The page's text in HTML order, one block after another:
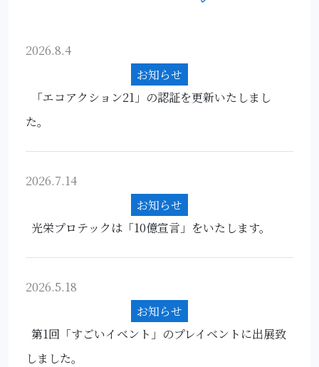
2026.8.4
お知らせ
「エコアクション21」の認証を更新いたしまし
た。
2026.7.14
お知らせ
光栄プロテックは「10億宣言」をいたします。
2026.5.18
お知らせ
第1回「すごいイベント」のプレイベントに出展致
しました。